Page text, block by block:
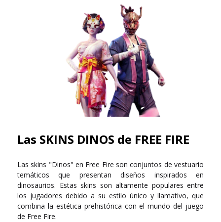
Las SKINS DINOS de FREE FIRE
Las skins "Dinos" en Free Fire son conjuntos de vestuario
temáticos que presentan diseños inspirados en
dinosaurios. Estas skins son altamente populares entre
los jugadores debido a su estilo único y llamativo, que
combina la estética prehistórica con el mundo del juego
de Free Fire.